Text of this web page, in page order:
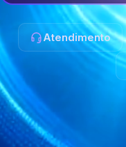
Atendimento